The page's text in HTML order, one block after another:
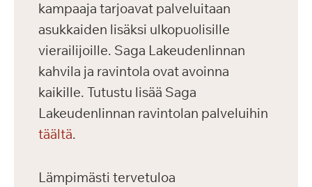
kampaaja tarjoavat palveluitaan
asukkaiden lisäksi ulkopuolisille
vierailijoille. Saga Lakeudenlinnan
kahvila ja ravintola ovat avoinna
kaikille. Tutustu lisää Saga
Lakeudenlinnan ravintolan palveluihin
täältä.
Lämpimästi tervetuloa